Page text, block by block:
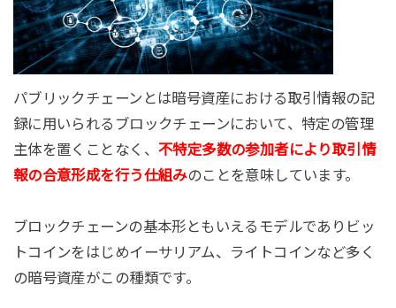
パブリックチェーンとは暗号資産における取引情報の記
録に用いられるブロックチェーンにおいて、特定の管理
主体を置くことなく、 不特定多数の参加者により取引情
報の合意形成を行う仕組みのことを意味しています。
ブロックチェーンの基本形ともいえるモデルでありビッ
トコインをはじめイーサリアム、ライトコインなど多く
の暗号資産がこの種類です。